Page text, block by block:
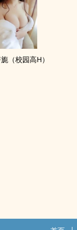
（校园高H）